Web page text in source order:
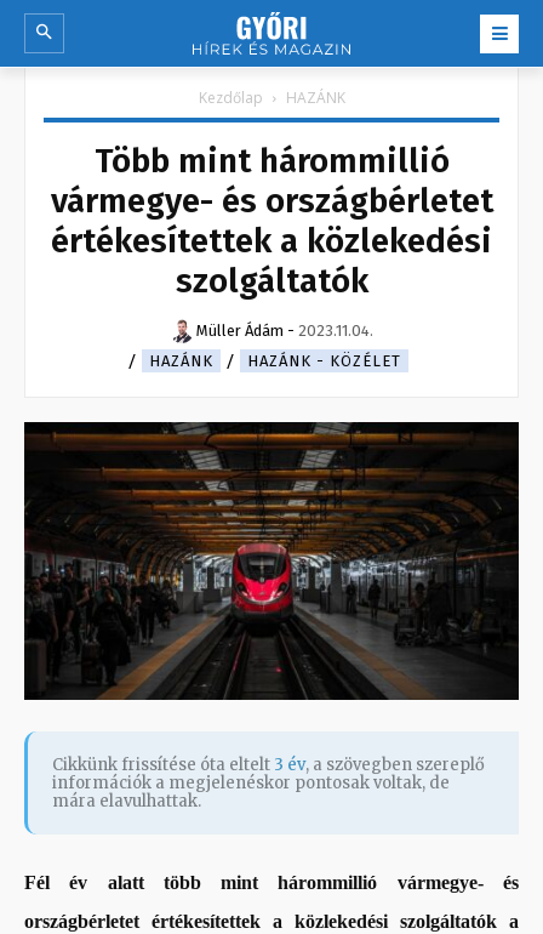
Kezdőlap HAZÁNK
Több mint hárommillió
vármegye- és országbérletet
értékesítettek a közlekedési
szolgáltatók
Müller Ádám - 2023.11.04.
HAZÁNK
HAZÁNK - KÖZÉLET
Cikkünk frissítése óta eltelt 3 év, a szövegben szereplő
információk a megjelenéskor pontosak voltak, de
mára elavulhattak.
Fél év alatt több mint hárommillió vármegye- és
országbérletet értékesítettek a közlekedési szolgáltatók a